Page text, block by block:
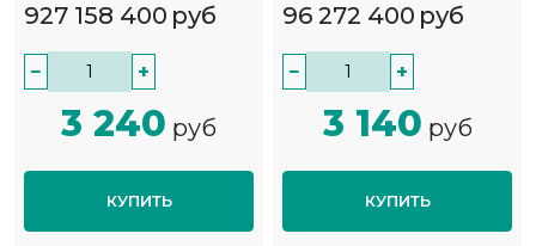
927 158 400 руб
− +
3 240 руб
КУПИТЬ
96 272 400 руб
− +
3 140 руб
КУПИТЬ